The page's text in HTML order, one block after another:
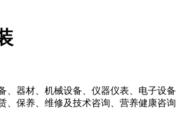
器材、机械设备、仪器仪表、电子设
保养、维修及技术咨询、营养健康咨